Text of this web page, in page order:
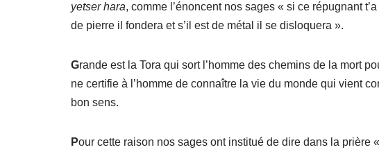
yetser hara, comme l’énoncent nos sages « si ce répugnant
de pierre il fondera et s’il est de métal il se disloquera ».
Grande est la Tora qui sort l’homme des chemins de la mort
ne certifie à l’homme de connaître la vie du monde qui vient
bon sens.
Pour cette raison nos sages ont institué de dire dans la prière